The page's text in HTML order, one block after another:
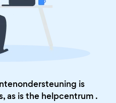
is
as is the helpcentrum .